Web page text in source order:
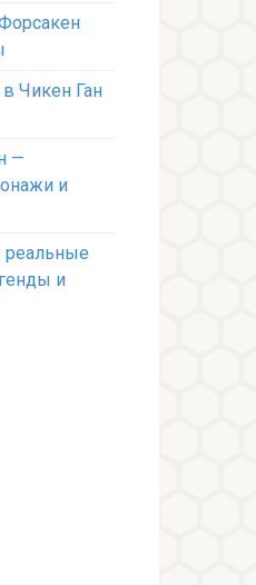
Чикен Ган
—
и
реальные
и